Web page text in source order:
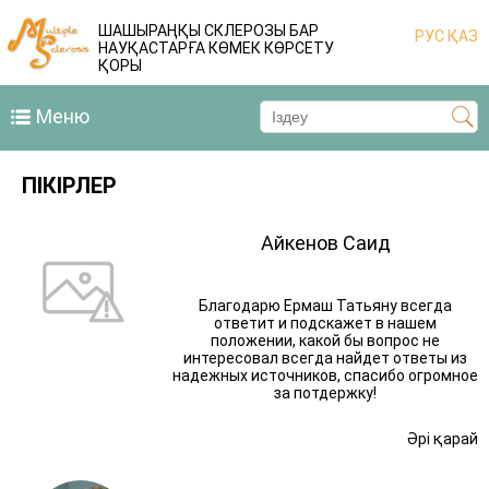
ШАШЫРАҢҚЫ СКЛЕРОЗЫ БАР
НАУҚАСТАРҒА КӨМЕК КӨРСЕТУ
ҚОРЫ
РУСҚАЗ
Меню
ПІКІРЛЕР
Айкенов Саид
Благодарю Ермаш Татьяну всегда
ответит и подскажет в нашем
положении, какой бы вопрос не
интересовал всегда найдет ответы из
надежных источников, спасибо огромное
за потдержку!
Әрі қарай